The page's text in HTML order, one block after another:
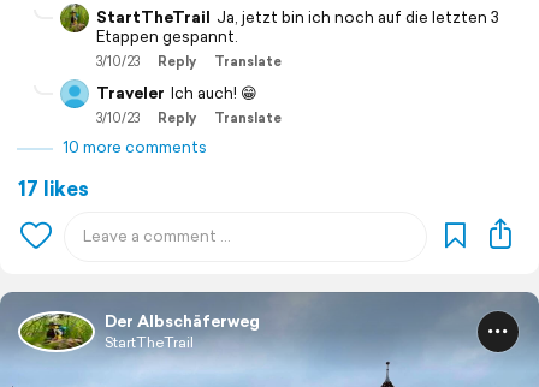
StartTheTrail Ja, jetzt bin ich noch auf die letzten 3
Etappen gespannt.
3/10/23 Reply Translate
Traveler Ich auch! 😁
3/10/23 Reply Translate
10 more comments
17 likes
Der Albschäferweg
StartTheTrail